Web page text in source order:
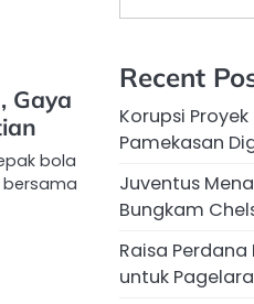
Gaya
bola
Recent
Korupsi Proyek
Pamekasan
Juventus
Bungkam
Raisa
untuk